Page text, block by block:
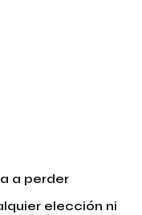
a perder
elección ni